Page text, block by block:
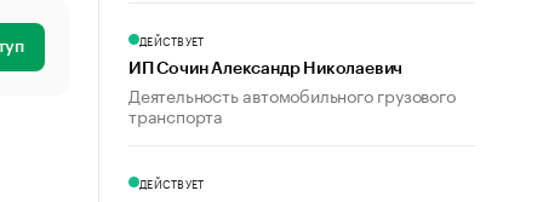
ДЕЙСТВУЕТ
ИП Сочин Александр Николаевич
Деятельность автомобильного грузового
транспорта
ДЕЙСТВУЕТ